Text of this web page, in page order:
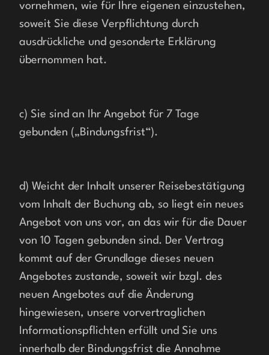
vornehmen, wie für Ihre eigenen einzustehen,
soweit Sie diese Verpflichtung durch
ausdrückliche und gesonderte Erklärung
übernommen hat.
c) Sie sind an Ihr Angebot für 7 Tage
gebunden („Bindungsfrist“).
d) Weicht der Inhalt unserer Reisebestätigung
vom Inhalt der Buchung ab, so liegt ein neues
Angebot von uns vor, an das wir für die Dauer
von 10 Tagen gebunden sind. Der Vertrag
kommt auf der Grundlage dieses neuen
Angebotes zustande, soweit wir bzgl. des
neuen Angebotes auf die Änderung
hingewiesen, unsere vorvertraglichen
Informationspflichten erfüllt und Sie uns
innerhalb der Bindungsfrist die Annahme